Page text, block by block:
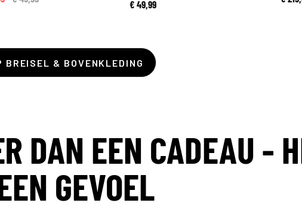
€ 49,99
BREISEL & BOVENKLEDING
DAN EEN CADEAU -
GEVOEL